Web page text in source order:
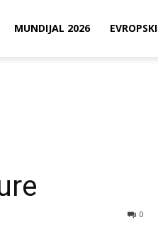
MUNDIJAL 2026 EVROPSKI
0